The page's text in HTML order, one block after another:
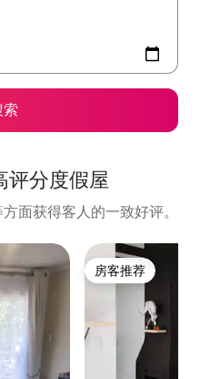
评分度假屋
面获得客人的一致好评。
房客推荐
房客推荐